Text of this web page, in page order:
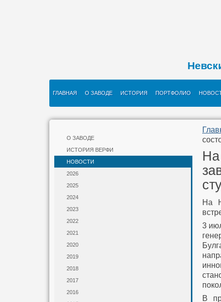
ГЛАВНАЯ О ЗАВОДЕ ИСТОРИЯ ПОРТФОЛИО
О ЗАВОДЕ
ИСТОРИЯ ВЕРФИ
НОВОСТИ
2026
2025
2024
2023
2022
2021
2020
2019
2018
2017
2016
На
На
3
В